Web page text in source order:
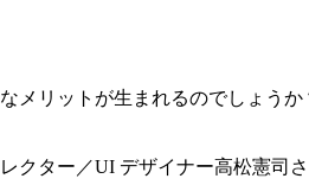
リットが生まれるのでしょう
ター／UI デザイナー高松憲司さ